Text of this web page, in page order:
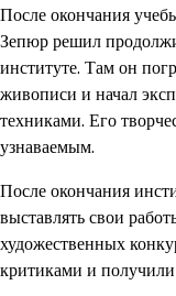
После окончания
Зепюр решил
институте. Там он
живописи и начал
техниками. Его
узнаваемым.
После окончания
выставлять свои
художественных
критиками и